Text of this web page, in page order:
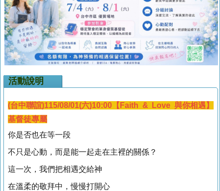
活動說明
(台中聯誼)115/08/01(六)10:00【Faith & Love 與你相遇】
基督徒專屬
你是否也在等一段
不只是心動，而是能一起走在主裡的關係？
這一次，我們把相遇交給神
在溫柔的敬拜中，慢慢打開心